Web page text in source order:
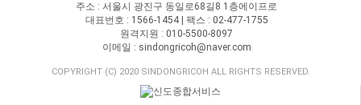
주소 : 서울시 광진구 동일로68길8 1층에이프로
대표번호 : 1566-1454 | 팩스 : 02-477-1755
원격지원 : 010-5500-8097
이메일 : sindongricoh@naver.com
COPYRIGHT (C) 2020 SINDONGRICOH ALL RIGHTS RESERVED.